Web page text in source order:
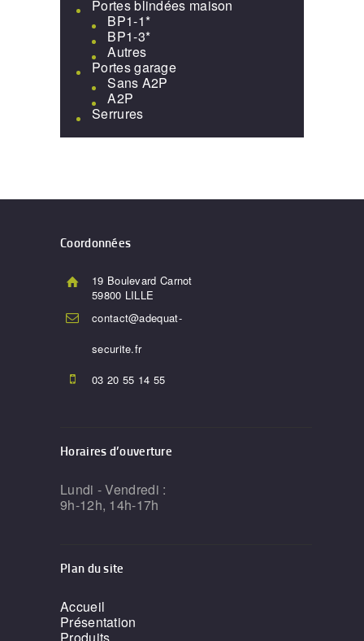
Portes blindées maison
BP1-1*
BP1-3*
Autres
Portes garage
Sans A2P
A2P
Serrures
Coordonnées
19 Boulevard Carnot
59800 LILLE
contact@adequat-
securite.fr
03 20 55 14 55
Horaires d’ouverture
Lundi - Vendredi :
9h-12h, 14h-17h
Plan du site
Accueil
Présentation